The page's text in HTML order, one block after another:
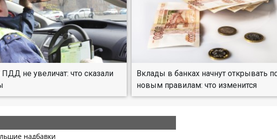
не увеличат: что сказали
Вклады в банках начнут открывать
новым правилам: что изменится